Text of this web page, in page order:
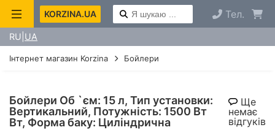
KORZINA.UA Тел.
RU UA
Інтернет магазин Korzina Бойлери
Бойлери Об `єм: 15 л, Тип установки:
Вертикальний, Потужність: 1500 Вт
Вт, Форма баку: Циліндрична
Ще
немає
відгуків